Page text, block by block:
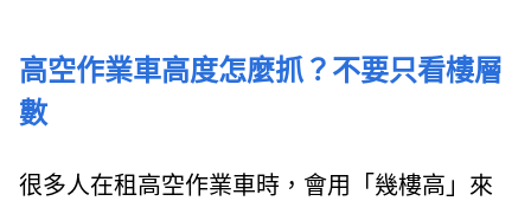
高空作業車高度怎麼抓？不要只看樓層
數
很多人在租高空作業車時，會用「幾樓高」來